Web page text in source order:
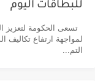
للبطاقات اليوم
تسعى الحكومة لتعزيز
لمواجهة ارتفاع تكاليف
التم...